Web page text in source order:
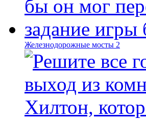
Железнодорожные мосты 2